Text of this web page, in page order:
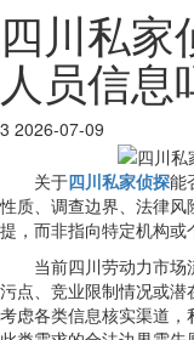
四川私家
人员信息
3 2026-07-09
关于四川私家侦探能
性质、调查边界、法律
提，而非指向特定机构或
当前四川劳动力市
污点、竞业限制情况或
考虑各类信息核实渠道，